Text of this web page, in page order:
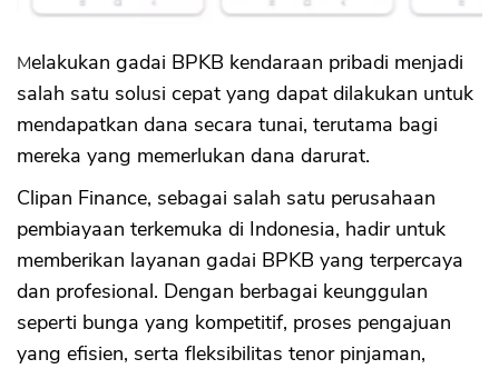
Melakukan gadai BPKB kendaraan pribadi menjadi
salah satu solusi cepat yang dapat dilakukan untuk
mendapatkan dana secara tunai, terutama bagi
mereka yang memerlukan dana darurat.
Clipan Finance, sebagai salah satu perusahaan
pembiayaan terkemuka di Indonesia, hadir untuk
memberikan layanan gadai BPKB yang terpercaya
dan profesional. Dengan berbagai keunggulan
seperti bunga yang kompetitif, proses pengajuan
yang efisien, serta fleksibilitas tenor pinjaman,